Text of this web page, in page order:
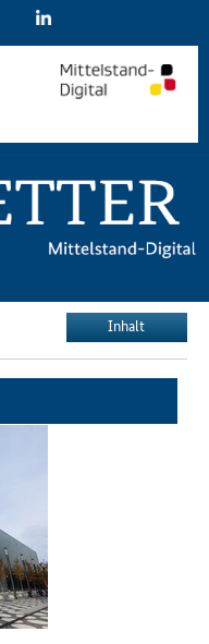
linkedin
neuere
Inhalt